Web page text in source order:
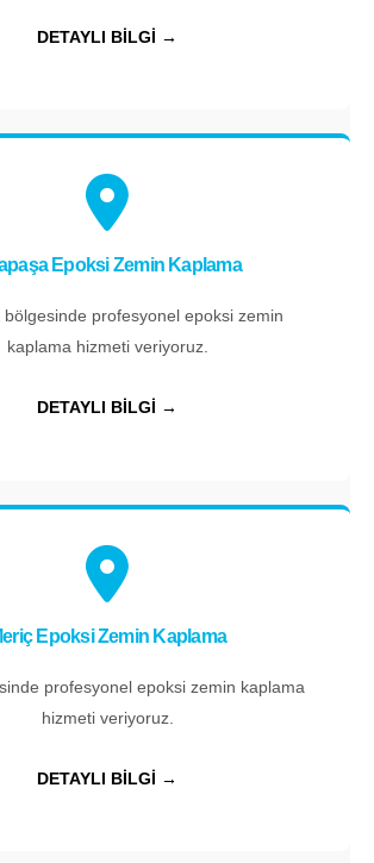
DETAYLI BİLGİ →
Epoksi Zemin Kaplama
bölgesinde profesyonel epoksi zemin
kaplama hizmeti veriyoruz.
DETAYLI BİLGİ →
Epoksi Zemin Kaplama
profesyonel epoksi zemin kaplama
hizmeti veriyoruz.
DETAYLI BİLGİ →